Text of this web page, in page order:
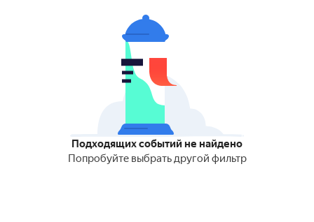
Подходящих событий не найдено
Попробуйте выбрать другой фильтр